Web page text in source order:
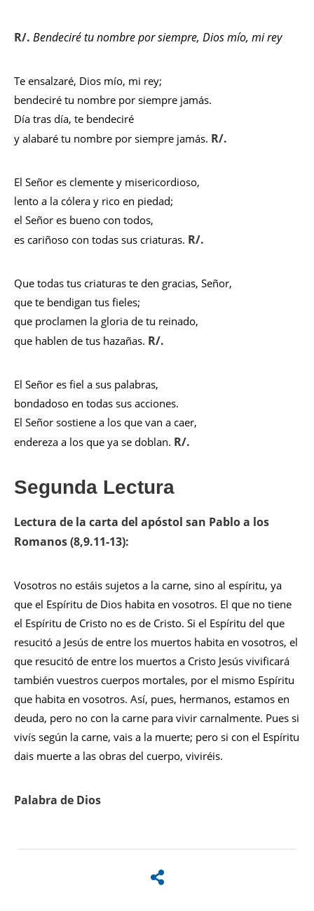
R/. Bendeciré tu nombre por siempre, Dios mío, mi rey
Te ensalzaré, Dios mío, mi rey;
bendeciré tu nombre por siempre jamás.
Día tras día, te bendeciré
y alabaré tu nombre por siempre jamás. R/.
El Señor es clemente y misericordioso,
lento a la cólera y rico en piedad;
el Señor es bueno con todos,
es cariñoso con todas sus criaturas. R/.
Que todas tus criaturas te den gracias, Señor,
que te bendigan tus fieles;
que proclamen la gloria de tu reinado,
que hablen de tus hazañas. R/.
El Señor es fiel a sus palabras,
bondadoso en todas sus acciones.
El Señor sostiene a los que van a caer,
endereza a los que ya se doblan. R/.
Segunda Lectura
Lectura de la carta del apóstol san Pablo a los
Romanos (8,9.11-13):
Vosotros no estáis sujetos a la carne, sino al espíritu, ya
que el Espíritu de Dios habita en vosotros. El que no tiene
el Espíritu de Cristo no es de Cristo. Si el Espíritu del que
resucitó a Jesús de entre los muertos habita en vosotros, el
que resucitó de entre los muertos a Cristo Jesús vivificará
también vuestros cuerpos mortales, por el mismo Espíritu
que habita en vosotros. Así, pues, hermanos, estamos en
deuda, pero no con la carne para vivir carnalmente. Pues si
vivís según la carne, vais a la muerte; pero si con el Espíritu
dais muerte a las obras del cuerpo, viviréis.
Palabra de Dios